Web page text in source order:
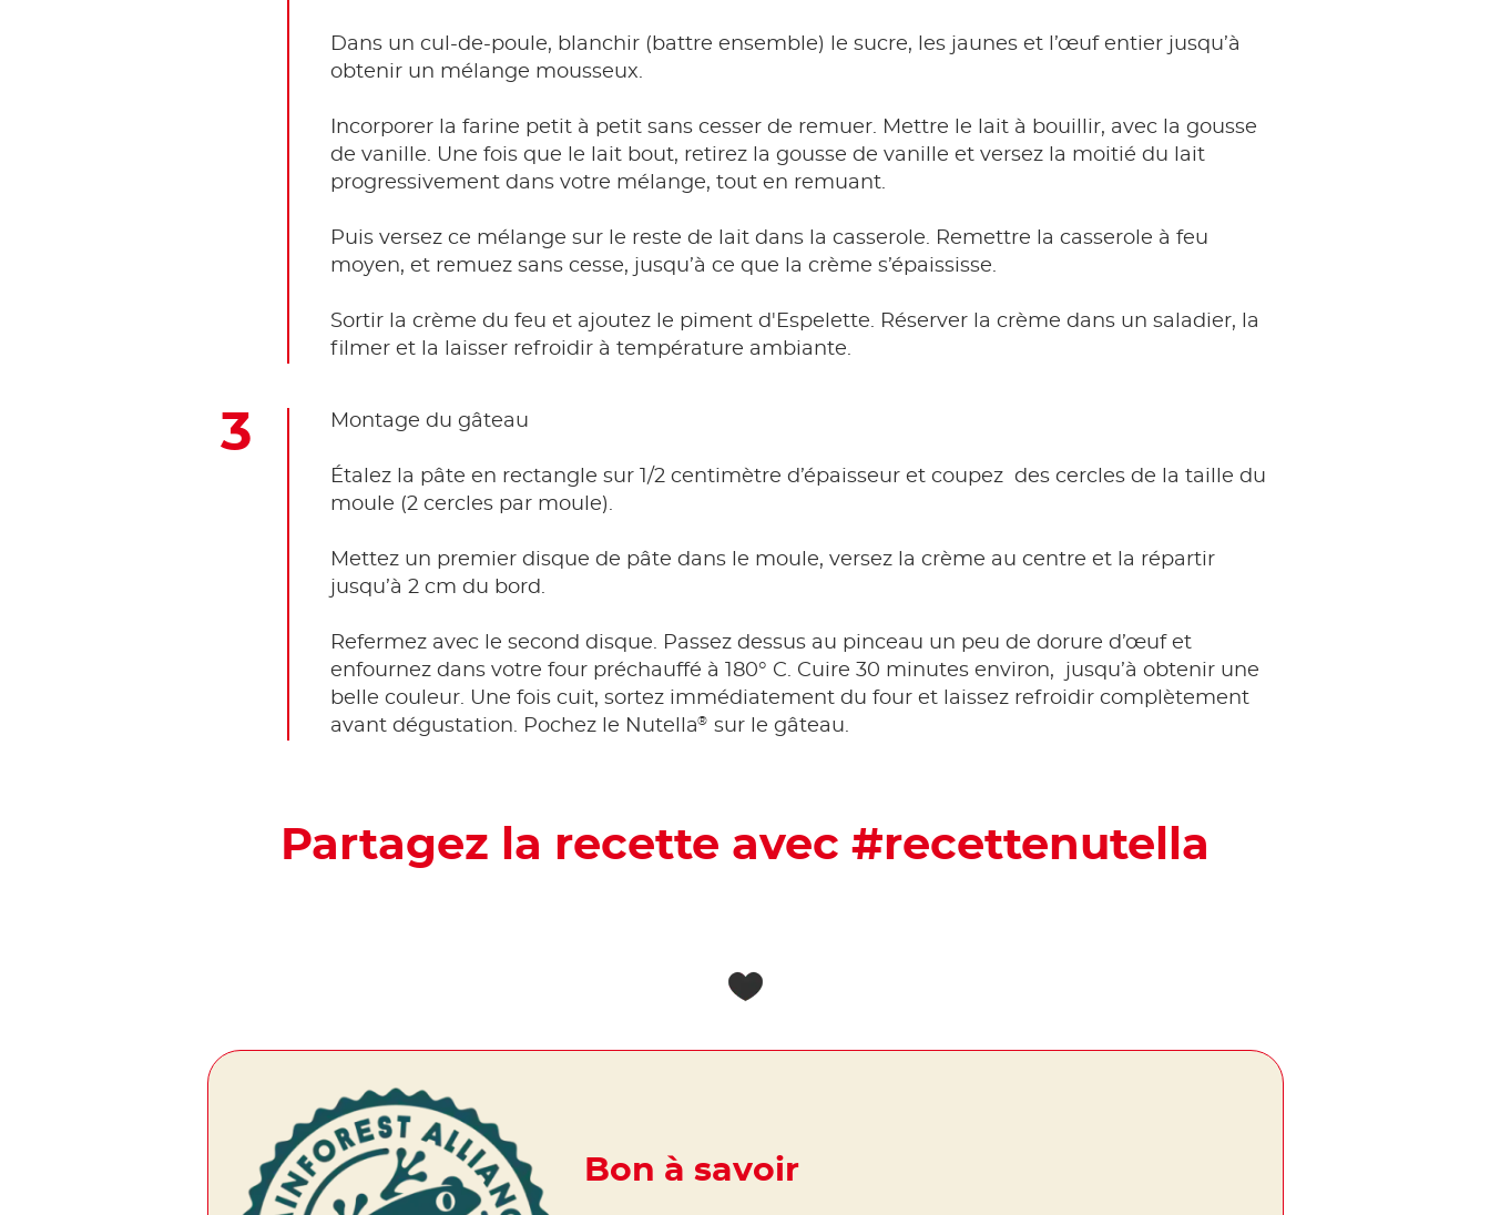
Dans un cul-de-poule, blanchir (battre ensemble) le sucre, les jaunes et l’œuf entier jusqu’à
obtenir un mélange mousseux.
Incorporer la farine petit à petit sans cesser de remuer. Mettre le lait à bouillir, avec la gousse
de vanille. Une fois que le lait bout, retirez la gousse de vanille et versez la moitié du lait
progressivement dans votre mélange, tout en remuant.
Puis versez ce mélange sur le reste de lait dans la casserole. Remettre la casserole à feu
moyen, et remuez sans cesse, jusqu’à ce que la crème s’épaississe.
Sortir la crème du feu et ajoutez le piment d'Espelette. Réserver la crème dans un saladier, la
filmer et la laisser refroidir à température ambiante.
Montage du gâteau
Étalez la pâte en rectangle sur 1/2 centimètre d’épaisseur et coupez des cercles de la taille du
moule (2 cercles par moule).
Mettez un premier disque de pâte dans le moule, versez la crème au centre et la répartir
jusqu’à 2 cm du bord.
Refermez avec le second disque. Passez dessus au pinceau un peu de dorure d’œuf et
enfournez dans votre four préchauffé à 180° C. Cuire 30 minutes environ, jusqu’à obtenir une
belle couleur. Une fois cuit, sortez immédiatement du four et laissez refroidir complètement
avant dégustation. Pochez le Nutella® sur le gâteau.
Partagez la recette avec #recettenutella
Bon à savoir